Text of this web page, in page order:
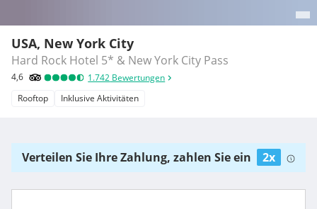
USA, New York City
Hard Rock Hotel 5* & New York City Pass
4,6 1.742 Bewertungen
Rooftop
Inklusive Aktivitäten
Verteilen Sie Ihre Zahlung, zahlen Sie ein 2x